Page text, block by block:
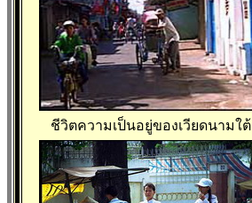
ชีวิตความเป็นอยู่ของเวียดนามใต้